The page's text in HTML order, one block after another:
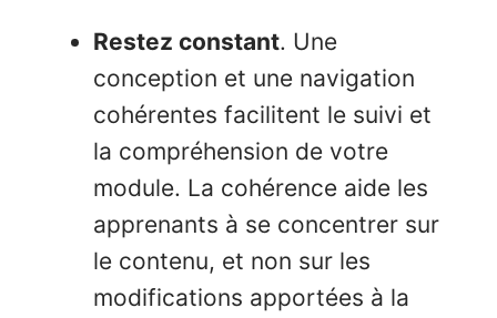
Restez constant. Une
conception et une navigation
cohérentes facilitent le suivi et
la compréhension de votre
module. La cohérence aide les
apprenants à se concentrer sur
le contenu, et non sur les
modifications apportées à la